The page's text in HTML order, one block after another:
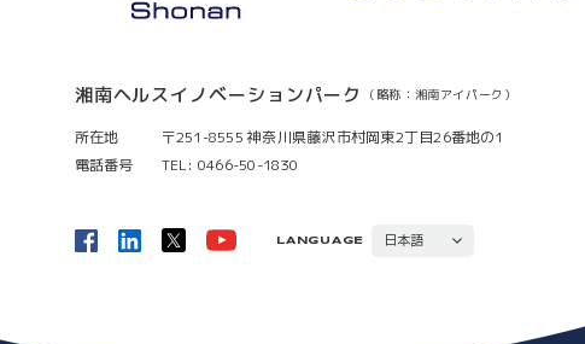
湘南ヘルスイノベーションパーク （略称：湘南アイパーク）
所在地
〒251-8555 神奈川県藤沢市村岡東2丁目26番地の1
電話番号
TEL: 0466-50-1830
LANGUAGE
日本語